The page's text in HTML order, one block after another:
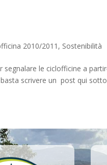
2010/2011 , Sostenibilità
le ciclofficine a
scrivere un post qui sotto